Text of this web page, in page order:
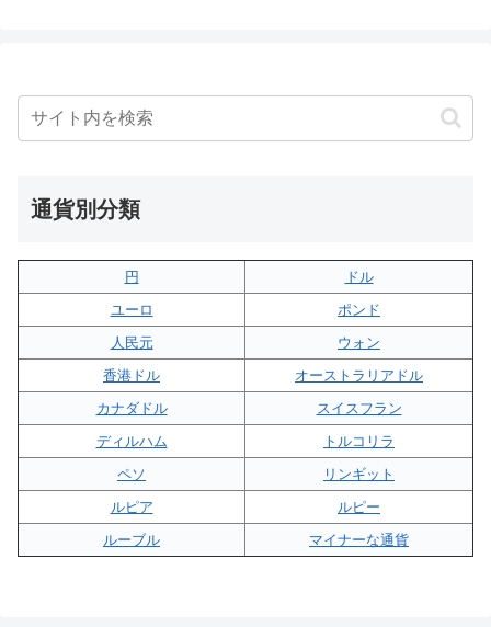
通貨別分類
円
ドル
ユーロ
ポンド
人民元
ウォン
香港ドル
オーストラリアドル
カナダドル
スイスフラン
ディルハム
トルコリラ
ペソ
リンギット
ルピア
ルピー
ルーブル
マイナーな通貨